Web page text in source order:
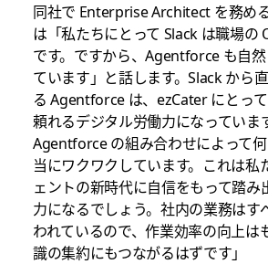
同社で Enterprise Architect を務め
は「私たちにとって Slack は職場の
です。ですから、Agentforce も自
ています」と話します。Slack から
る Agentforce は、ezCater にとっ
頼れるデジタル労働力になっていま
Agentforce の組み合わせによって
当にワクワクしています。これは私
ェントの新時代に自信をもって踏み
力になるでしょう。社内の業務はす
われているので、作業効率の向上は
識の集約にもつながるはずです」